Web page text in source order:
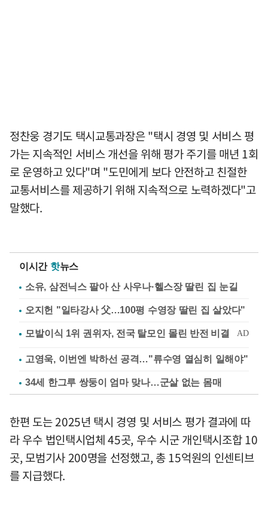
정찬웅 경기도 택시교통과장은 "택시 경영 및 서비스 평
가는 지속적인 서비스 개선을 위해 평가 주기를 매년 1회
로 운영하고 있다"며 "도민에게 보다 안전하고 친절한
교통서비스를 제공하기 위해 지속적으로 노력하겠다"고
말했다.
이시간 핫뉴스
소유, 삼전닉스 팔아 산 사우나·헬스장 딸린 집 눈길
오지헌 "일타강사 父…100평 수영장 딸린 집 살았다"
고영욱, 이번엔 박하선 공격…"류수영 열심히 일해야"
34세 한그루 쌍둥이 엄마 맞나…군살 없는 몸매
한편 도는 2025년 택시 경영 및 서비스 평가 결과에 따
라 우수 법인택시업체 45곳, 우수 시군 개인택시조합 10
곳, 모범기사 200명을 선정했고, 총 15억원의 인센티브
를 지급했다.